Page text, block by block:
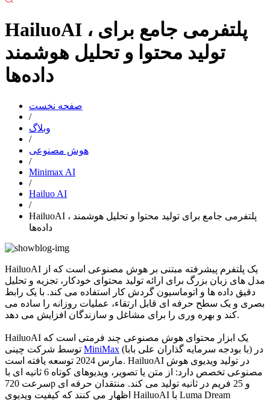
HailuoAI ، پلتفرمی جامع برای
تولید محتوا و تحلیل هوشمند
داده‌ها
صفحه نخست
/
وبلاگ
/
هوش مصنوعی
/
Minimax AI
/
Hailuo AI
/
HailuoAI ، پلتفرمی جامع برای تولید محتوا و تحلیل هوشمند
داده‌ها
HailuoAI یک پلتفرم پیشرفته مبتنی بر هوش مصنوعی است که از
مدل های زبان بزرگ برای ارائه تولید محتوای خودکار، تجزیه و تحلیل
دقیق داده ها و اتوماسیون گردش کار استفاده می کند. با یک رابط
بصری و یک سطح حرفه ای قابل ارتقاء، عملیات روزانه را ساده می
کند و بهره وری را برای مشاغل و سازندگان افزایش می دهد.
HailuoAI یک ابزار محتوای هوش مصنوعی چند فرمتی است که
MiniMax (با بودجه سرمایه گذاران علی بابا) در
مارس 2024 توسعه یافته است. HailuoAI در تولید ویدیوی هوش
مصنوعی تخصص دارد: از متن یا تصویر، ویدیوهای کوتاه 6 ثانیه ای با
سرعت 720p و 25 فریم در ثانیه تولید می کند. منتقدان حرفه ای
اظهار می کنند که کیفیت ویدیوی HailuoAI با Luma Dream